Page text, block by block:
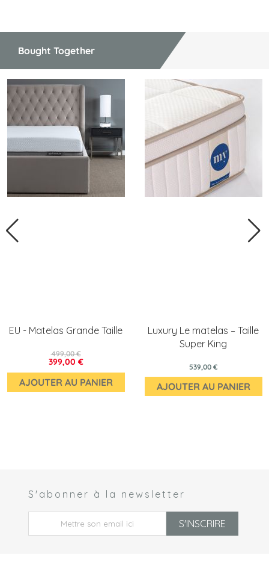
Bought Together
EU - Matelas Grande Taille
399,00 €
499,00 €
AJOUTER AU PANIER
Luxury Le matelas – Taille
Super King
539,00 €
AJOUTER AU PANIER
S'abonner à la newsletter
S'INSCRIRE